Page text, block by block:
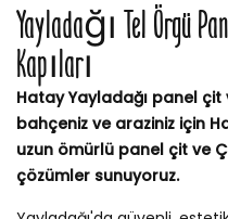
Yayladağı Tel Örgü
Kapıları
Hatay Yayladağı panel
bahçeniz ve araziniz için
uzun ömürlü panel çit ve
çözümler sunuyoruz.